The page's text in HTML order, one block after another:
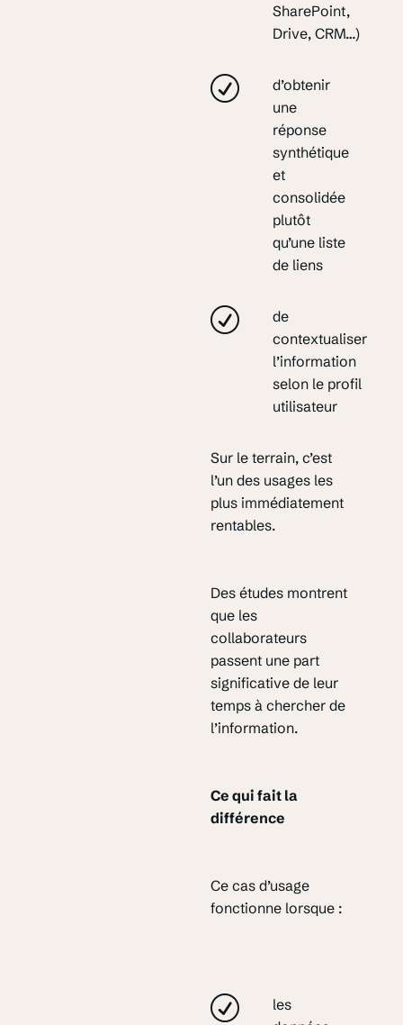
SharePoint,
Drive, CRM…)
d’obtenir
une
réponse
synthétique
et
consolidée
plutôt
qu’une liste
de liens
de
contextualiser
l’information
selon le profil
utilisateur
Sur le terrain, c’est
l’un des usages les
plus immédiatement
rentables.
Des études montrent
que les
collaborateurs
passent une part
significative de leur
temps à chercher de
l’information.
Ce qui fait la
différence
Ce cas d’usage
fonctionne lorsque :
les